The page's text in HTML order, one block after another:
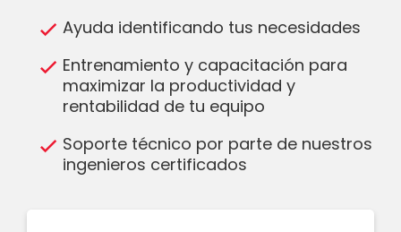
Ayuda identificando tus necesidades
Entrenamiento y capacitación para
maximizar la productividad y
rentabilidad de tu equipo
Soporte técnico por parte de nuestros
ingenieros certificados